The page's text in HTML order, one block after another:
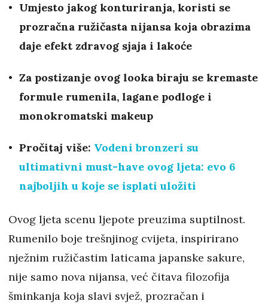
Umjesto jakog konturiranja, koristi se
prozračna ružičasta nijansa koja obrazima
daje efekt zdravog sjaja i lakoće
Za postizanje ovog looka biraju se kremaste
formule rumenila, lagane podloge i
monokromatski makeup
Pročitaj više: Vodeni bronzeri su
ultimativni must-have ovog ljeta: evo 6
najboljih u koje se isplati uložiti
Ovog ljeta scenu ljepote preuzima suptilnost.
Rumenilo boje trešnjinog cvijeta, inspirirano
nježnim ružičastim laticama japanske sakure,
nije samo nova nijansa, već čitava filozofija
šminkanja koja slavi svjež, prozračan i